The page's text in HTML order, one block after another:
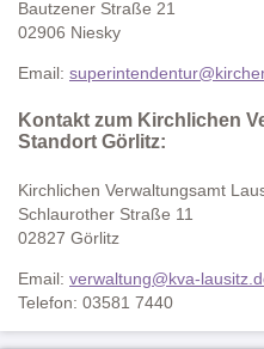
Bautzener Straße 21
02906 Niesky
Email:
Kontakt zum Kirchlichen
Standort Görlitz:
Kirchlichen Verwaltungsamt
Schlaurother Straße 11
02827 Görlitz
Email: verwaltung@kva-
Telefon: 03581 7440